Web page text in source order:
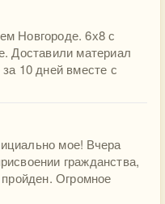
Новгороде. 6х8 с
Доставили материал
10 дней вместе с
мое! Вчера
гражданства,
Огромное